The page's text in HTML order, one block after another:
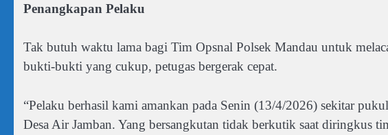
Penangkapan Pelaku
Tak butuh waktu lama bagi Tim Opsnal Polsek Mandau untuk
bukti-bukti yang cukup, petugas bergerak cepat.
“Pelaku berhasil kami amankan pada Senin (13/4/2026) sekitar
Desa Air Jamban. Yang bersangkutan tidak berkutik saat diringkus